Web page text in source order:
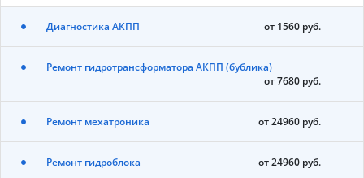
Диагностика АКПП от 1560 руб.
Ремонт гидротрансформатора АКПП (бублика)
от 7680 руб.
Ремонт мехатроника от 24960 руб.
Ремонт гидроблока от 24960 руб.